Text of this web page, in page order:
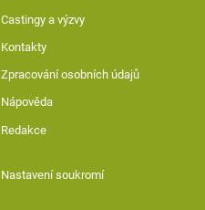
Castingy a výzvy
Kontakty
Zpracování osobních údajů
Nápověda
Redakce
Nastavení soukromí